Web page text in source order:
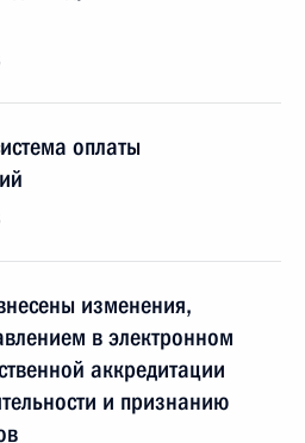
оплаты
изменения,
в электронном
аккредитации
и признанию